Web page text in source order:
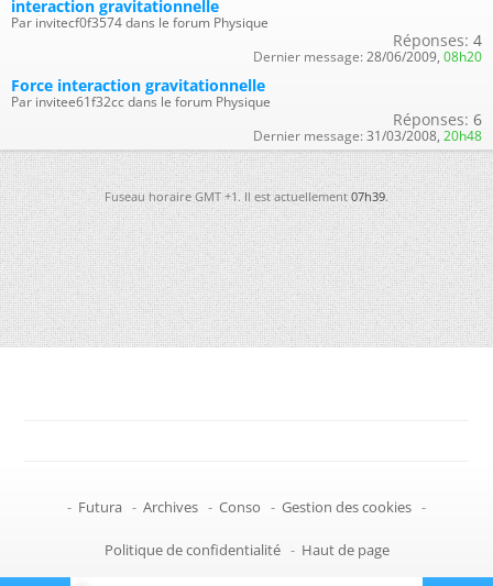
interaction gravitationnelle
Par invitecf0f3574 dans le forum Physique
Réponses: 4
Dernier message: 28/06/2009, 08h20
Force interaction gravitationnelle
Par invitee61f32cc dans le forum Physique
Réponses: 6
Dernier message: 31/03/2008, 20h48
Fuseau horaire GMT +1. Il est actuellement07h39.
- Futura - Archives - Conso - Gestion des cookies -
Politique de confidentialité - Haut de page